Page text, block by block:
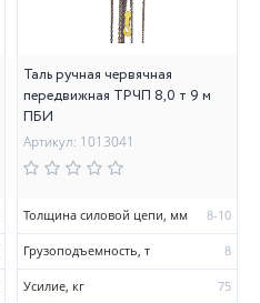
Таль ручная червячная
передвижная ТРЧП 8,0 т 9 м
ПБИ
Артикул: 1013041
Толщина силовой цепи, мм 8-10
Грузоподъемность, т 8
Усилие, кг 75